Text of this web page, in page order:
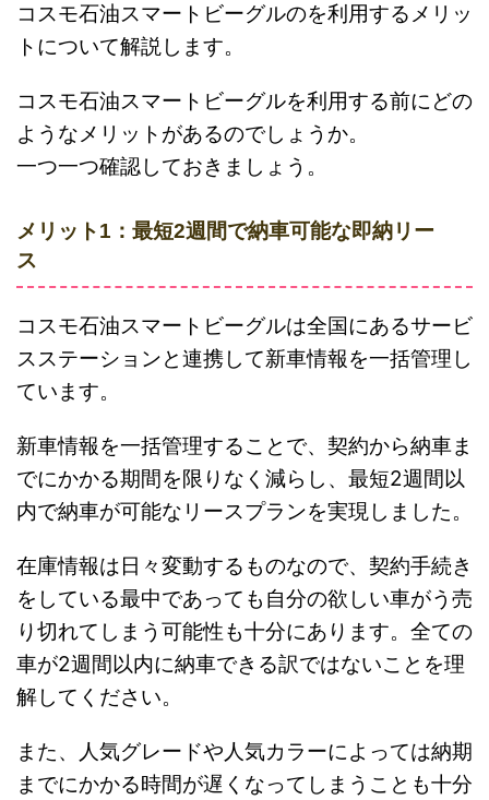
コスモ石油スマートビーグルのを利用するメリッ
トについて解説します。
コスモ石油スマートビーグルを利用する前にどの
ようなメリットがあるのでしょうか。
一つ一つ確認しておきましょう。
メリット1：最短2週間で納車可能な即納リー
ス
コスモ石油スマートビーグルは全国にあるサービ
スステーションと連携して新車情報を一括管理し
ています。
新車情報を一括管理することで、契約から納車ま
でにかかる期間を限りなく減らし、最短2週間以
内で納車が可能なリースプランを実現しました。
在庫情報は日々変動するものなので、契約手続き
をしている最中であっても自分の欲しい車がう売
り切れてしまう可能性も十分にあります。全ての
車が2週間以内に納車できる訳ではないことを理
解してください。
また、人気グレードや人気カラーによっては納期
までにかかる時間が遅くなってしまうことも十分